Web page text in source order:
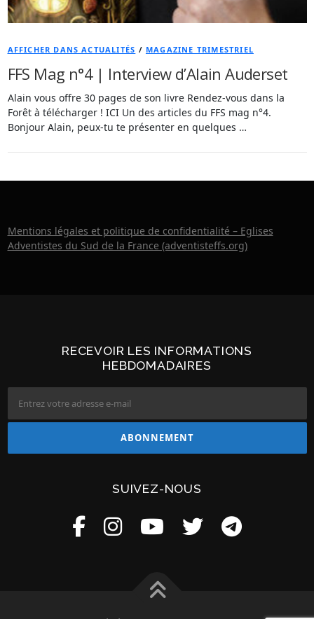
AFFICHER DANS ACTUALITÉS / MAGAZINE TRIMESTRIEL
FFS Mag n°4 | Interview d’Alain Auderset
Alain vous offre 30 pages de son livre Rendez-vous dans la
Forêt à télécharger ! ICI Un des articles du FFS mag n°4.
Bonjour Alain, peux-tu te présenter en quelques …
Mentions légales et politique de confidentialité – Eglises
Adventistes du Sud de la France (adventisteffs.org)
RECEVOIR LES INFORMATIONS
HEBDOMADAIRES
SUIVEZ-NOUS